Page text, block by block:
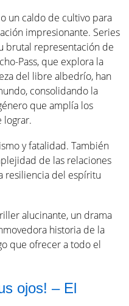
un caldo de cultivo para
impresionante. Series
brutal representación de
Pass, que explora la
del libre albedrío, han
consolidando la
que amplía los
lograr.
y fatalidad. También
de las relaciones
resiliencia del espíritu
alucinante, un drama
historia de la
que ofrecer a todo el
ojos! – El